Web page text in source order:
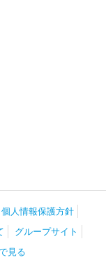
個人情報保護方針
グループサイト
見る